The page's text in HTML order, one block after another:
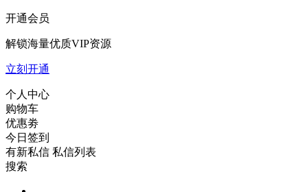
开通会员
解锁海量优质VIP资源
立刻开通
个人中心
购物车
优惠劵
今日签到
有新私信 私信列表
搜索